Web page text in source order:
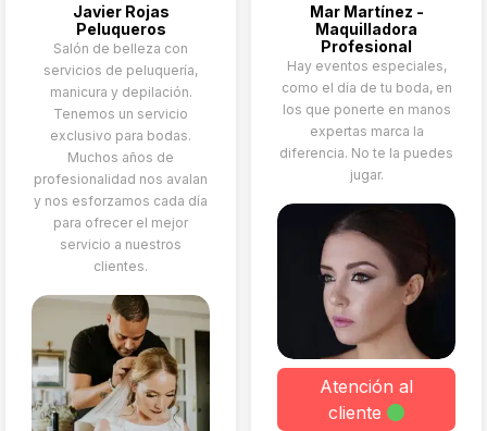
está siempre en que
resaltes de forma natural
y elegante
Javier Rojas
Peluqueros
Salón de belleza con
servicios de peluquería,
manicura y depilación.
Tenemos un servicio
exclusivo para bodas.
Muchos años de
profesionalidad nos avalan
y nos esforzamos cada día
para ofrecer el mejor
servicio a nuestros
clientes.
Mar Martínez -
Maquilladora
Profesional
Hay eventos especiales,
como el día de tu boda, en
los que ponerte en manos
expertas marca la
diferencia. No te la puedes
jugar.
Atención al
cliente